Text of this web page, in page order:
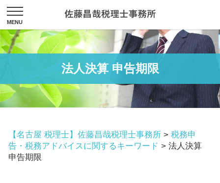
法人決算 申告期限
【名古屋 税理士】佐藤昌哉税理士事務所 > 税務申
告・税務アドバイスに関するキーワード > 法人決算
申告期限